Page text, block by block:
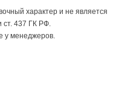
характер и не является
ст. 437 ГК РФ.
у менеджеров.